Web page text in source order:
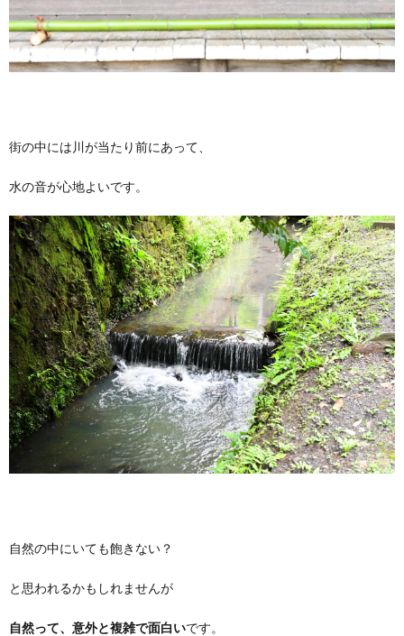
街の中には川が当たり前にあって、
水の音が心地よいです。
自然の中にいても飽きない？
と思われるかもしれませんが
自然って、意外と複雑で面白いです。